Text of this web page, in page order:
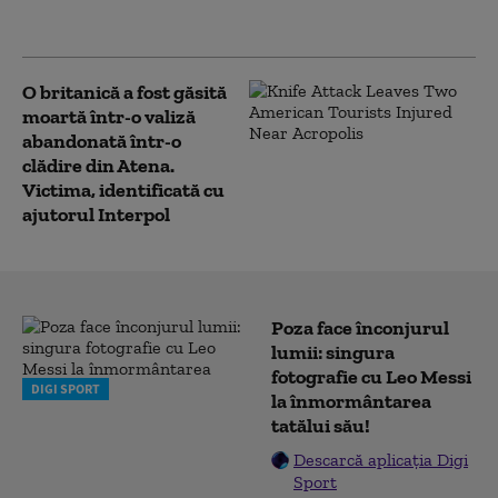
O britanică a fost găsită
moartă într-o valiză
abandonată într-o
clădire din Atena.
Victima, identificată cu
ajutorul Interpol
DIGI SPORT
Poza face înconjurul
lumii: singura
fotografie cu Leo Messi
la înmormântarea
tatălui său!
Descarcă aplicația Digi
Sport